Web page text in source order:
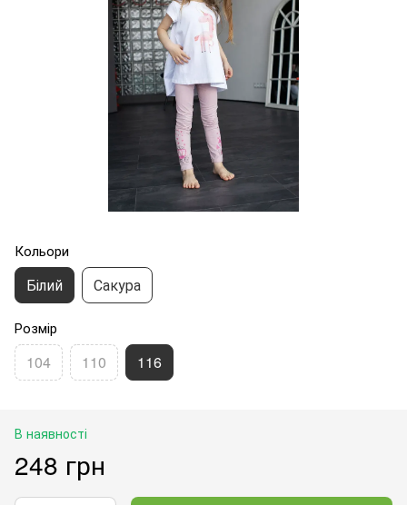
Кольори
Білий Сакура
Розмір
104 110 116
В наявності
248 грн